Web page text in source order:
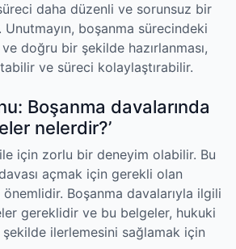
daha düzenli ve sorunsuz bir
boşanma sürecindeki
doğru bir şekilde hazırlanması,
ve süreci kolaylaştırabilir.
Boşanma davalarında
nelerdir?’
için zorlu bir deneyim olabilir. Bu
açmak için gerekli olan
Boşanma davalarıyla ilgili
gereklidir ve bu belgeler, hukuki
ilerlemesini sağlamak için